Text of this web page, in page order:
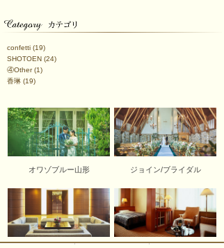
confetti (19)
SHOTOEN (24)
④Other(1)
香琳 (19)
オワゾブルー山形 ジョイン/ブライダル